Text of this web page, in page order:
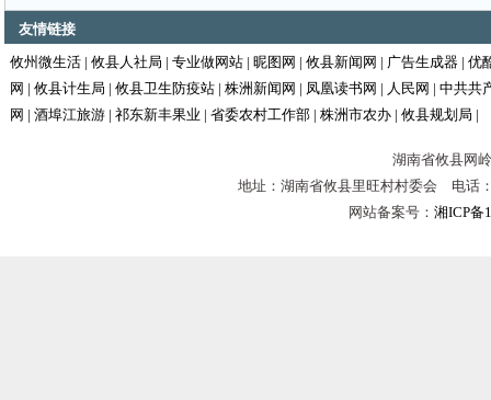
友情链接
攸州微生活 | 攸县人社局 | 专业做网站 | 昵图网 | 攸县新闻网 | 广告生成器 | 优
网 | 攸县计生局 | 攸县卫生防疫站 | 株洲新闻网 | 凤凰读书网 | 人民网 | 中共共
网 | 酒埠江旅游 | 祁东新丰果业 | 省委农村工作部 | 株洲市农办 | 攸县规划局 |
湖南省攸县网
地址：湖南省攸县里旺村村委会 电
网站备案号： 湘ICP备